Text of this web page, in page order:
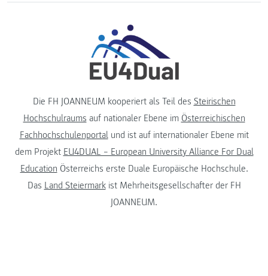
Die FH JOANNEUM kooperiert als Teil des Steirischen
Hochschulraums auf nationaler Ebene im Österreichischen
Fachhochschulenportalund ist auf internationaler Ebene mit
dem Projekt EU4DUAL – European University Alliance For Dual
Education Österreichs erste Duale Europäische Hochschule.
Das Land Steiermarkist Mehrheitsgesellschafter der FH
JOANNEUM.